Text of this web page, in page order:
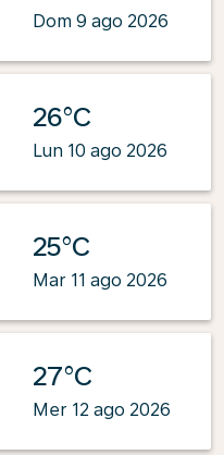
Dom 9 ago 2026
26°C
Lun 10 ago 2026
25°C
Mar 11 ago 2026
27°C
Mer 12 ago 2026